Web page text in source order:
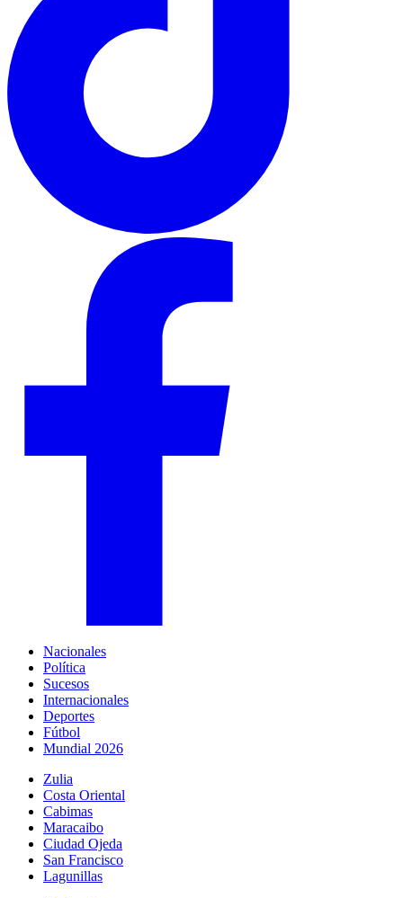
Nacionales
Política
Sucesos
Internacionales
Deportes
Fútbol
Mundial 2026
Zulia
Costa Oriental
Cabimas
Maracaibo
Ciudad Ojeda
San Francisco
Lagunillas